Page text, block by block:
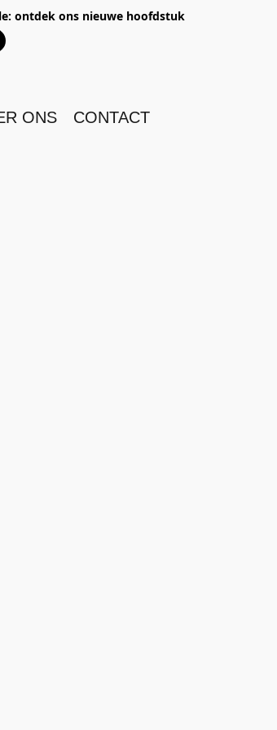
ontdek ons nieuwe hoofdstuk
ONS CONTACT